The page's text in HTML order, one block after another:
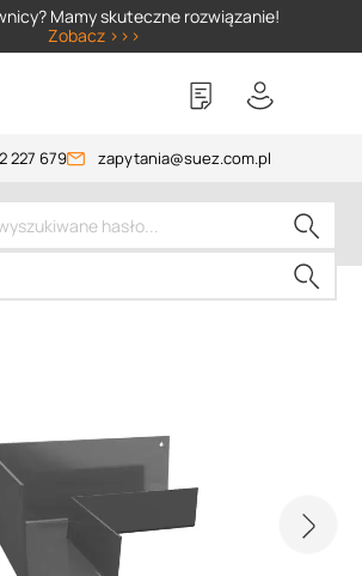
Mamy skuteczne rozwiązanie!
Zobacz >>>
227 679 zapytania@suez.com.pl